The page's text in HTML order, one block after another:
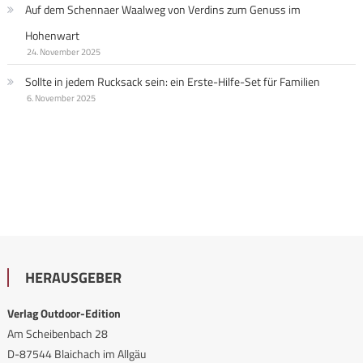
Auf dem Schennaer Waalweg von Verdins zum Genuss im
Hohenwart
24. November 2025
Sollte in jedem Rucksack sein: ein Erste-Hilfe-Set für Familien
6. November 2025
HERAUSGEBER
Verlag Outdoor-Edition
Am Scheibenbach 28
D-87544 Blaichach im Allgäu